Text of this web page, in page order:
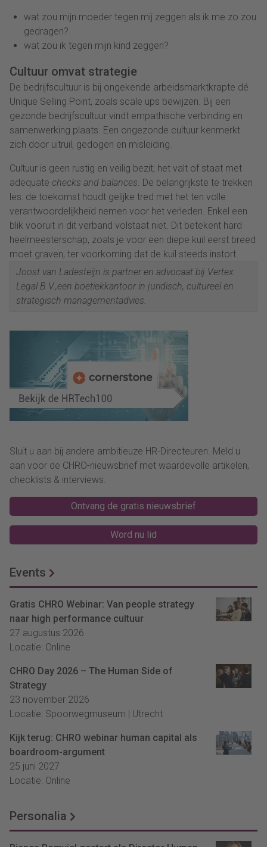
wat zou mijn moeder tegen mij zeggen als ik me zo zou
gedragen?
wat zou ik tegen mijn kind zeggen?
Cultuur omvat strategie
De bedrijfscultuur is bij ongekende arbeidsmarktkrapte dé
Unique Selling Point, zoals scale ups bewijzen. Bij een
gezonde bedrijfscultuur vindt empathische verbinding en
samenwerking plaats. Een ongezonde cultuur kenmerkt
zich door uitruil, gedogen en misleiding.
Cultuur is geen rustig en veilig bezit; het valt of staat met
adequate checks and balances. De belangrijkste te trekken
les: de toekomst houdt gelijke tred met het ten volle
verantwoordelijkheid nemen voor het verleden. Enkel een
blik vooruit in dit verband volstaat niet. Dit betekent hard
heelmeesterschap, zoals je voor een diepe kuil eerst breed
moet graven, ter voorkoming dat de kuil steeds instort.
Joost van Ladesteijn is partner en advocaat bij Vertex
Legal B.V.,een boetiekkantoor in juridisch, cultureel en
strategisch managementadvies.
Sluit u aan bij andere ambitieuze HR-Directeuren. Meld u
aan voor de CHRO-nieuwsbrief met waardevolle artikelen,
checklists & interviews.
Ontvang de gratis nieuwsbrief
Word nu lid
Events
Gratis CHRO Webinar: Van people strategy
naar high performance cultuur
27 augustus 2026
Locatie: Online
CHRO Day 2026 – The Human Side of
Strategy
23 november 2026
Locatie: Spoorwegmuseum | Utrecht
Kijk terug: CHRO webinar human capital als
boardroom-argument
25 juni 2027
Locatie: Online
Personalia